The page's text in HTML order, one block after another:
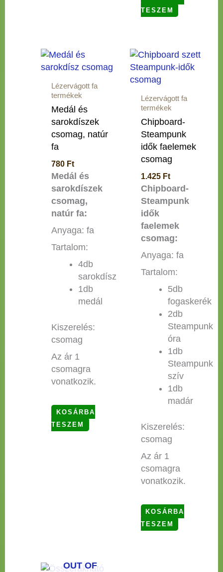
TESZEM
Lézervágott fa
termékek
Medál és
sarokdíszek
csomag, natúr
fa
780 Ft
Medál és
sarokdíszek
csomag,
natúr fa:
Anyaga: fa
Tartalom:
4db
sarokdísz
1db
medál
Kiszerelés:
csomag
Az ár 1
csomagra
vonatkozik.
KOSÁRBA
TESZEM
Lézervágott fa
termékek
Chipboard-
Steampunk
idők faelemek
csomag
1.425 Ft
Chipboard-
Steampunk
idők
faelemek
csomag:
Anyaga: fa
Tartalom:
5db
fogaskerék
2db
Steampunk
óra
1db
Steampunk
szív
1db
madár
Kiszerelés:
csomag
Az ár 1
csomagra
vonatkozik.
KOSÁRBA
TESZEM
OUT OF